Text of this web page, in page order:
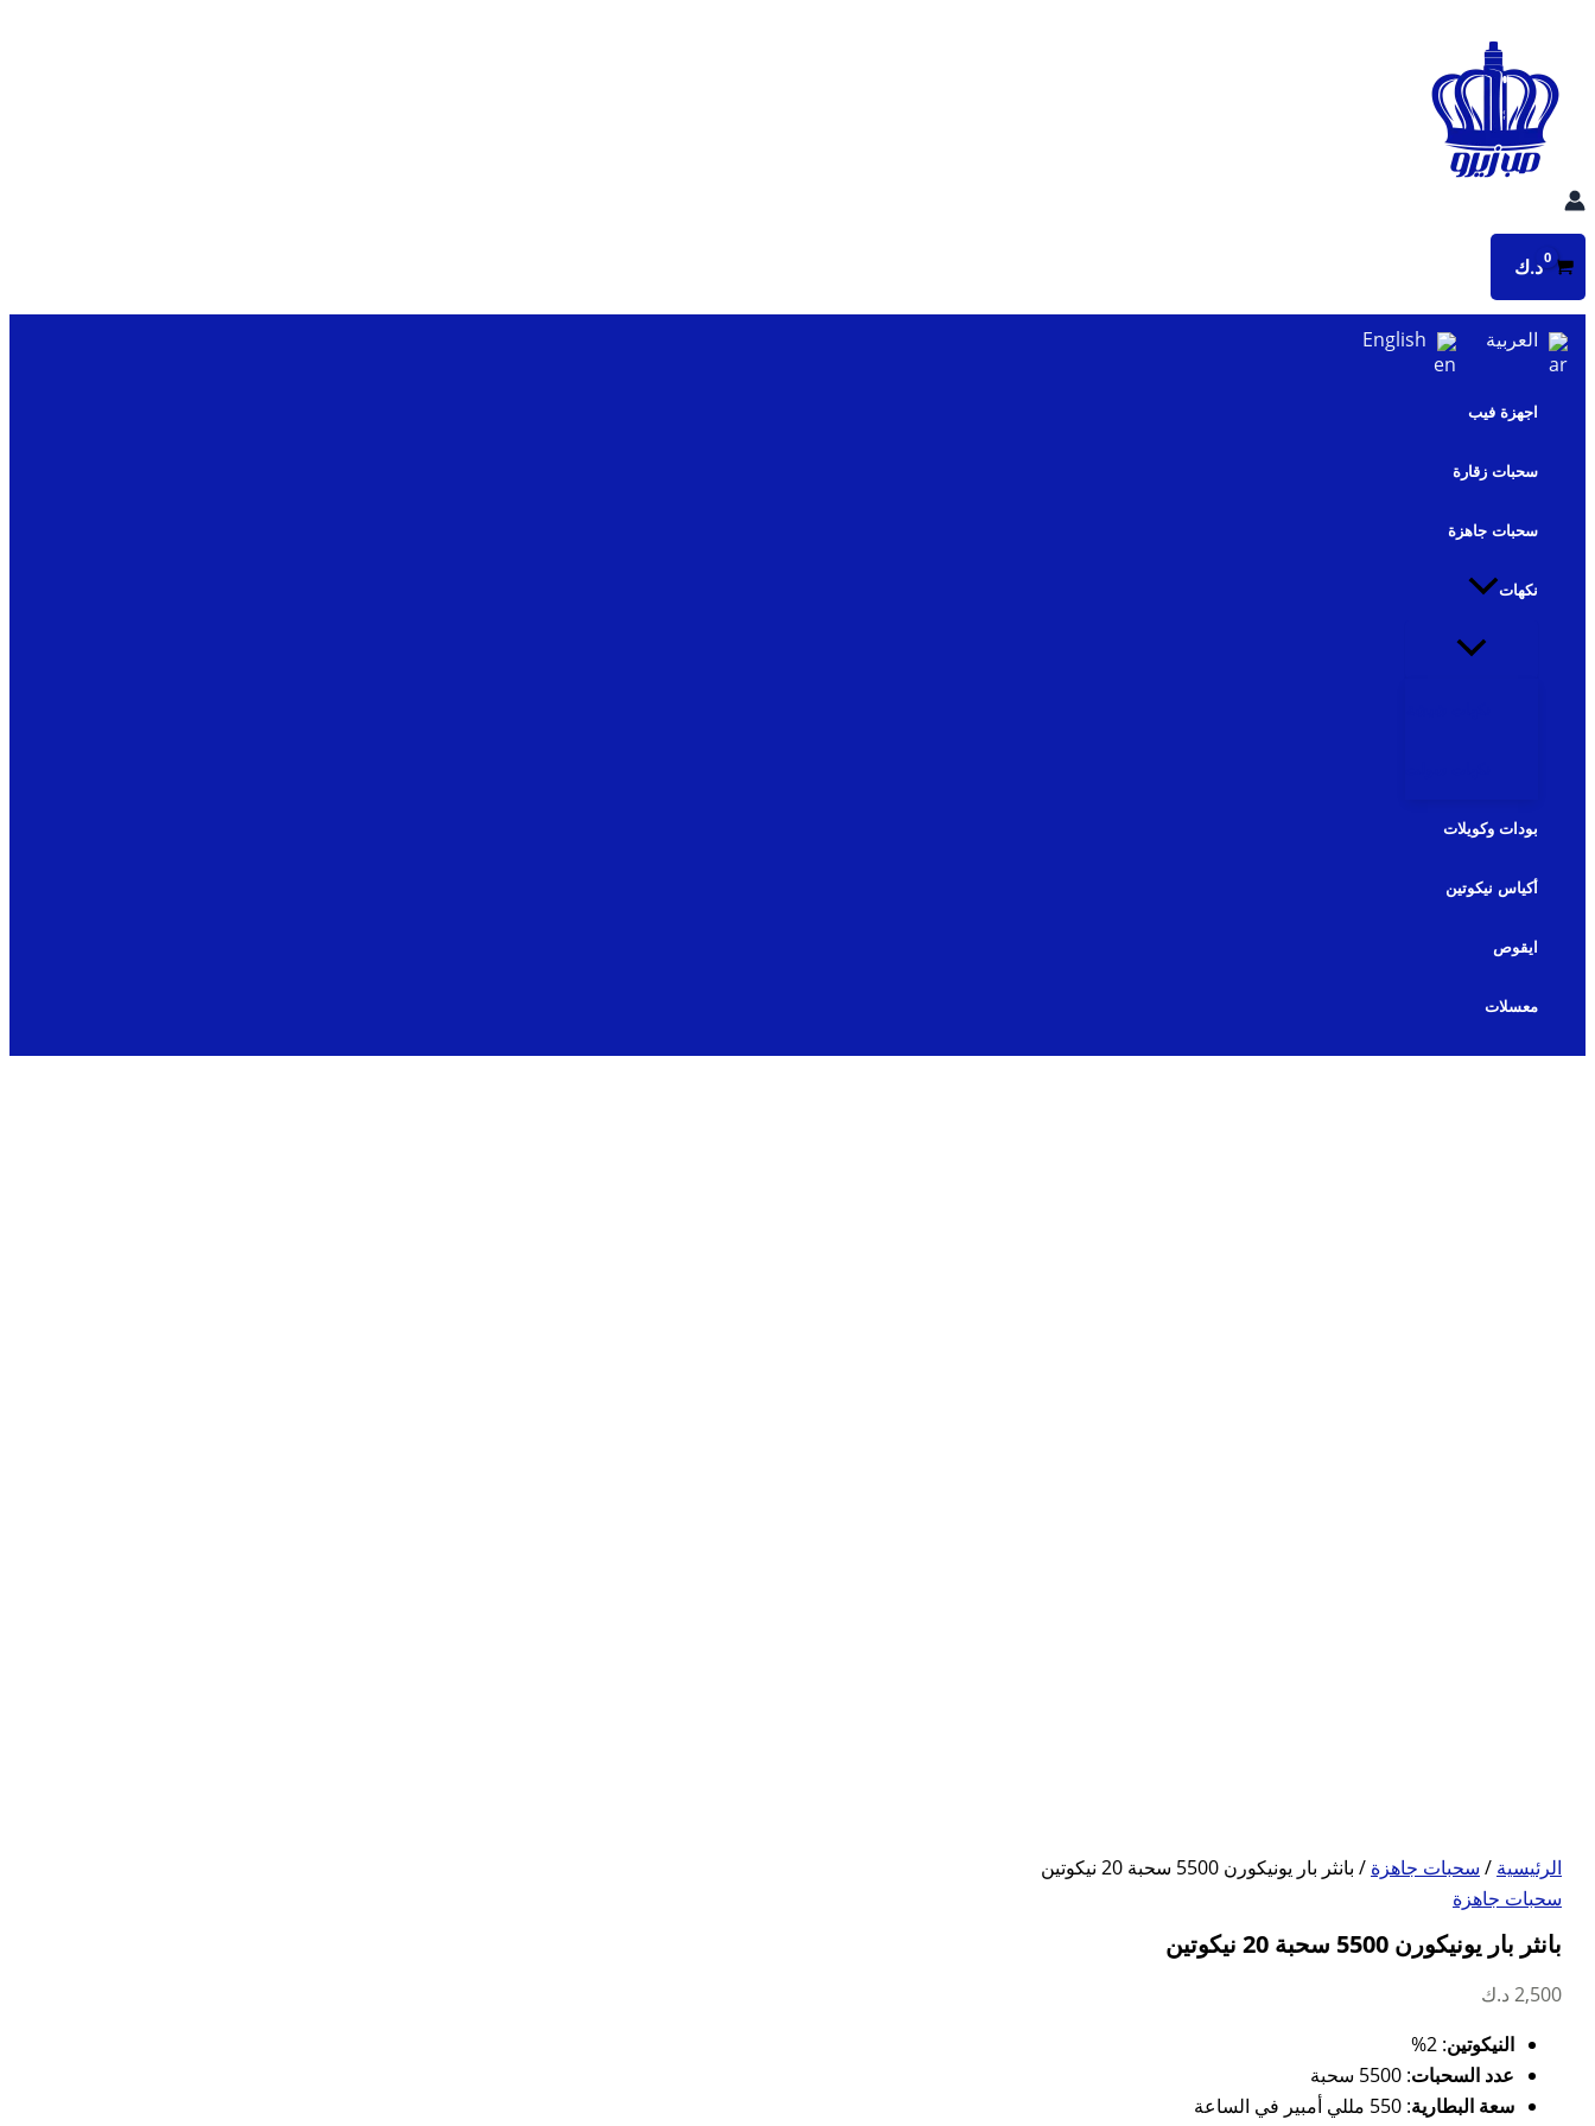
المحتوى
د.ك
العربية English
اجهزة فيب
سحبات زقارة
سحبات جاهزة
نكهات
بودات وكويلات
أكياس نيكوتين
ايقوص
معسلات
الرئيسية / سحبات جاهزة / بانثر بار يونيكورن 5500 سحبة 20 نيكوتين
سحبات جاهزة
بانثر بار يونيكورن 5500 سحبة 20 نيكوتين
2,500 د.ك
النيكوتين: 2%
عدد السحبات: 5500 سحبة
سعة البطارية: 550 مللي أمبير في الساعة